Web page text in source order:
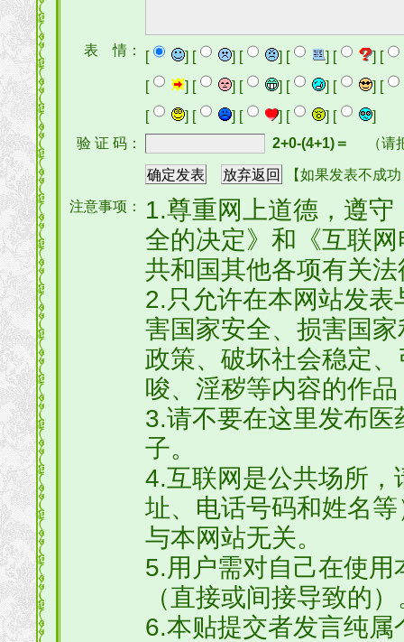
表 情： [ ] [ ] [ ] [ ] [
] [
[
] [ ] [ ] [ ] [
] [
[
] [ ] [ ] [ ] [
]
验 证 码：
2+0-(4+1)＝ （
【如果发表不成
注意事项：
1.尊重网上道德，遵
全的决定》和《互联
共和国其他各项有关
2.只允许在本网站发
害国家安全、损害国
政策、破坏社会稳定
唆、淫秽等内容的作品
3.请不要在这里发布
子。
4.互联网是公共场所
址、电话号码和姓名
与本网站无关。
5.用户需对自己在使
（直接或间接导致的
6.本贴提交者发言纯